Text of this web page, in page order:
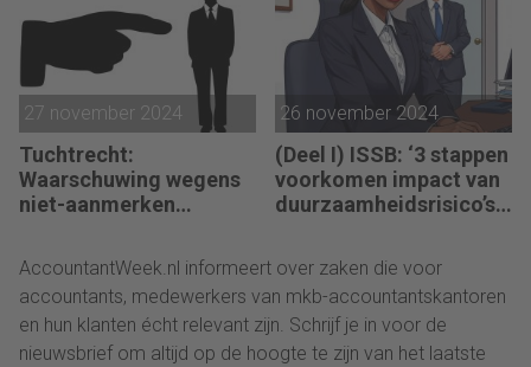
27 november 2024
Tuchtrecht:
Waarschuwing wegens
niet-aanmerken
aangelegenheid’
26 november 2024
(Deel I) ISSB: ‘3 stappen
voorkomen impact van
duurzaamheidsrisico’s
AccountantWeek.nl informeert over zaken die voor
accountants, medewerkers van mkb-accountantskantoren
en hun klanten écht relevant zijn. Schrijf je in voor de
nieuwsbrief om altijd op de hoogte te zijn van het laatste